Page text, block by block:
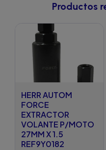
Productos
HERR AUTOM
FORCE
EXTRACTOR
VOLANTE P/MOTO
27MM X 1.5
REF9Y0182